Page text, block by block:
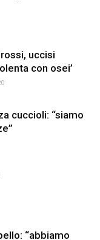
uccisi
con osei’
cuccioli: “siamo
“abbiamo